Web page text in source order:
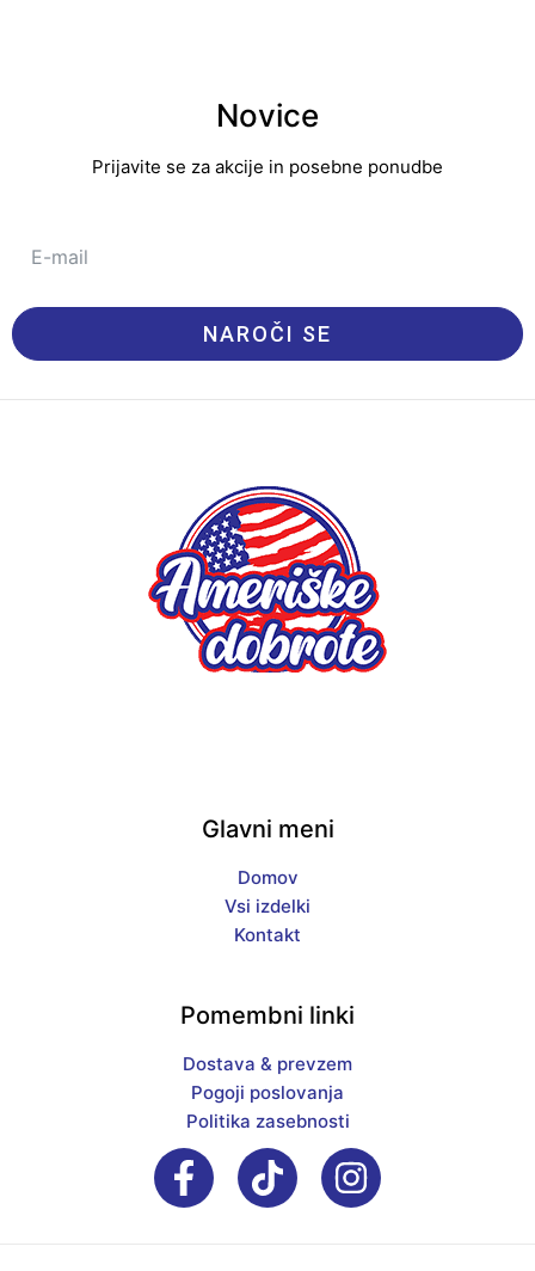
Novice
Prijavite se za akcije in posebne ponudbe
NAROČI SE
Glavni meni
Domov
Vsi izdelki
Kontakt
Pomembni linki
Dostava & prevzem
Pogoji poslovanja
Politika zasebnosti